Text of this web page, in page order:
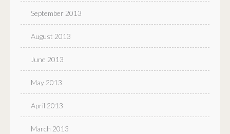
September 2013
August 2013
June 2013
May 2013
April 2013
March 2013